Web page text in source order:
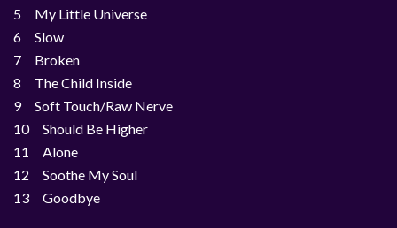
5 My Little Universe
6 Slow
7 Broken
8 The Child Inside
9 Soft Touch/Raw Nerve
10 Should Be Higher
11 Alone
12 Soothe My Soul
13 Goodbye